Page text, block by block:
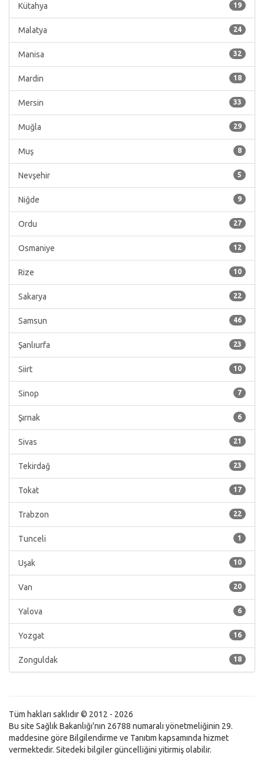
19
Kütahya
24
Malatya
32
Manisa
18
Mardin
33
Mersin
29
Muğla
8
Muş
5
Nevşehir
9
Niğde
27
Ordu
12
Osmaniye
10
Rize
22
Sakarya
46
Samsun
23
Şanlıurfa
10
Siirt
7
Sinop
6
Şırnak
21
Sivas
23
Tekirdağ
17
Tokat
22
Trabzon
1
Tunceli
10
Uşak
20
Van
6
Yalova
16
Yozgat
18
Zonguldak
Tüm hakları saklıdır © 2012 - 2026
Bu site Sağlık Bakanlığı'nın 26788 numaralı yönetmeliğinin 29.
maddesine göre Bilgilendirme ve Tanıtım kapsamında hizmet
vermektedir. Sitedeki bilgiler güncelliğini yitirmiş olabilir.